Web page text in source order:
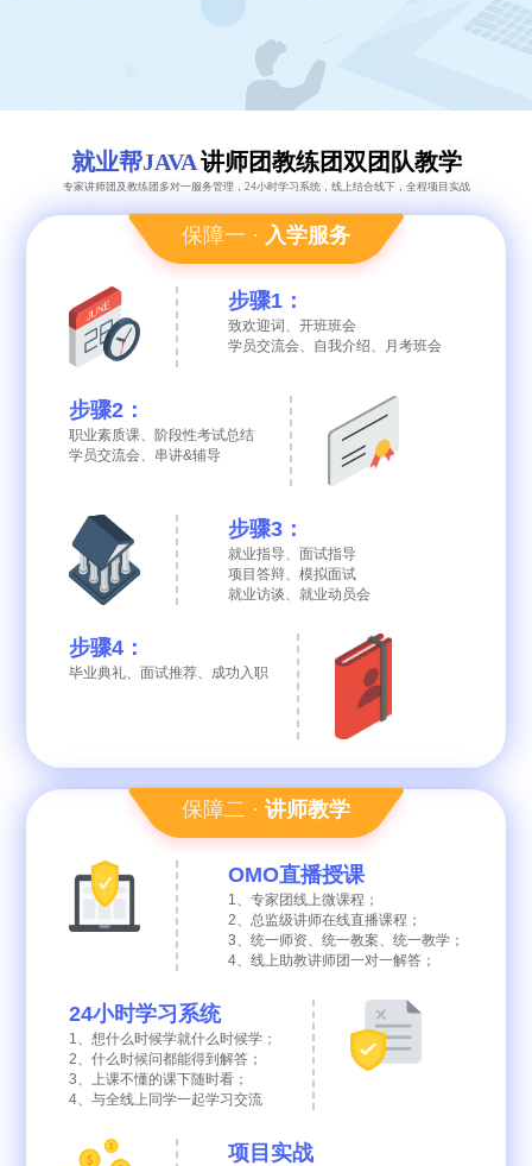
就业帮JAVA讲师团教练团双团队教学
专家讲师团及教练团多对一服务管理，24小时学习系统，线上结合线下，全程项目实战
保障一 · 入学服务
步骤1：
致欢迎词、开班班会
学员交流会、自我介绍、月考班会
步骤2：
职业素质课、阶段性考试总结
学员交流会、串讲&辅导
步骤3：
就业指导、面试指导
项目答辩、模拟面试
就业访谈、就业动员会
步骤4：
毕业典礼、面试推荐、成功入职
保障二 · 讲师教学
OMO直播授课
1、专家团线上微课程；
2、总监级讲师在线直播课程；
3、统一师资、统一教案、统一教学；
4、线上助教讲师团一对一解答；
24小时学习系统
1、想什么时候学就什么时候学；
2、什么时候问都能得到解答；
3、上课不懂的课下随时看；
4、与全线上同学一起学习交流
项目实战